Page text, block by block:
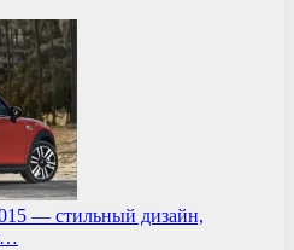
— стильный дизайн,